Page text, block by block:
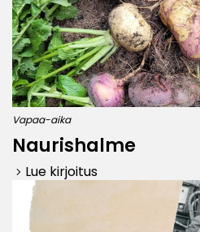
Vapaa-aika
Naurishalme
keyboard_arrow_right Lue kirjoitus